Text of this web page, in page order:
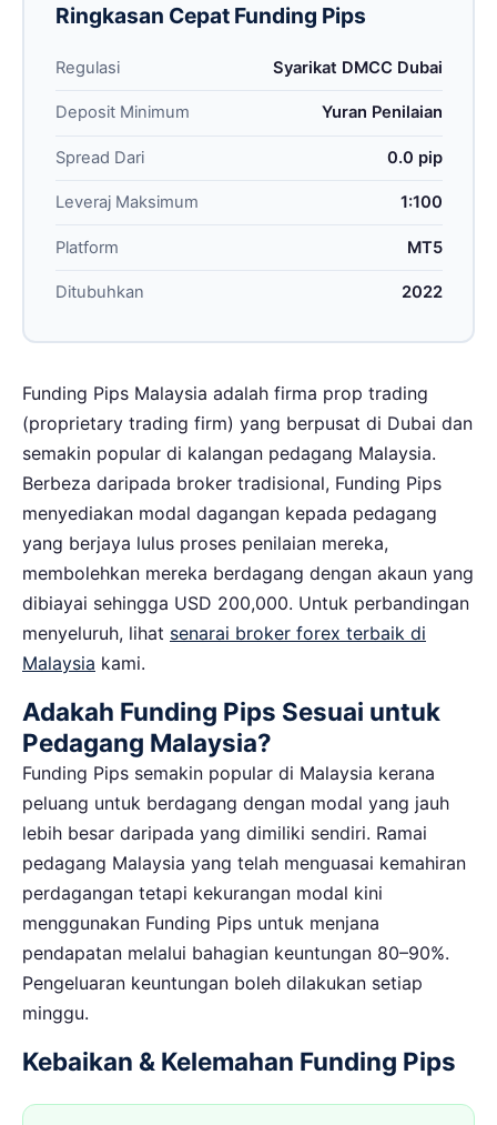
Ringkasan Cepat Funding Pips
Regulasi Syarikat DMCC Dubai
Deposit Minimum Yuran Penilaian
Spread Dari 0.0 pip
Leveraj Maksimum 1:100
Platform MT5
Ditubuhkan 2022
Funding Pips Malaysia adalah firma prop trading
(proprietary trading firm) yang berpusat di Dubai dan
semakin popular di kalangan pedagang Malaysia.
Berbeza daripada broker tradisional, Funding Pips
menyediakan modal dagangan kepada pedagang
yang berjaya lulus proses penilaian mereka,
membolehkan mereka berdagang dengan akaun yang
dibiayai sehingga USD 200,000. Untuk perbandingan
menyeluruh, lihat senarai broker forex terbaik di
Malaysia kami.
Adakah Funding Pips Sesuai untuk
Pedagang Malaysia?
Funding Pips semakin popular di Malaysia kerana
peluang untuk berdagang dengan modal yang jauh
lebih besar daripada yang dimiliki sendiri. Ramai
pedagang Malaysia yang telah menguasai kemahiran
perdagangan tetapi kekurangan modal kini
menggunakan Funding Pips untuk menjana
pendapatan melalui bahagian keuntungan 80–90%.
Pengeluaran keuntungan boleh dilakukan setiap
minggu.
Kebaikan & Kelemahan Funding Pips